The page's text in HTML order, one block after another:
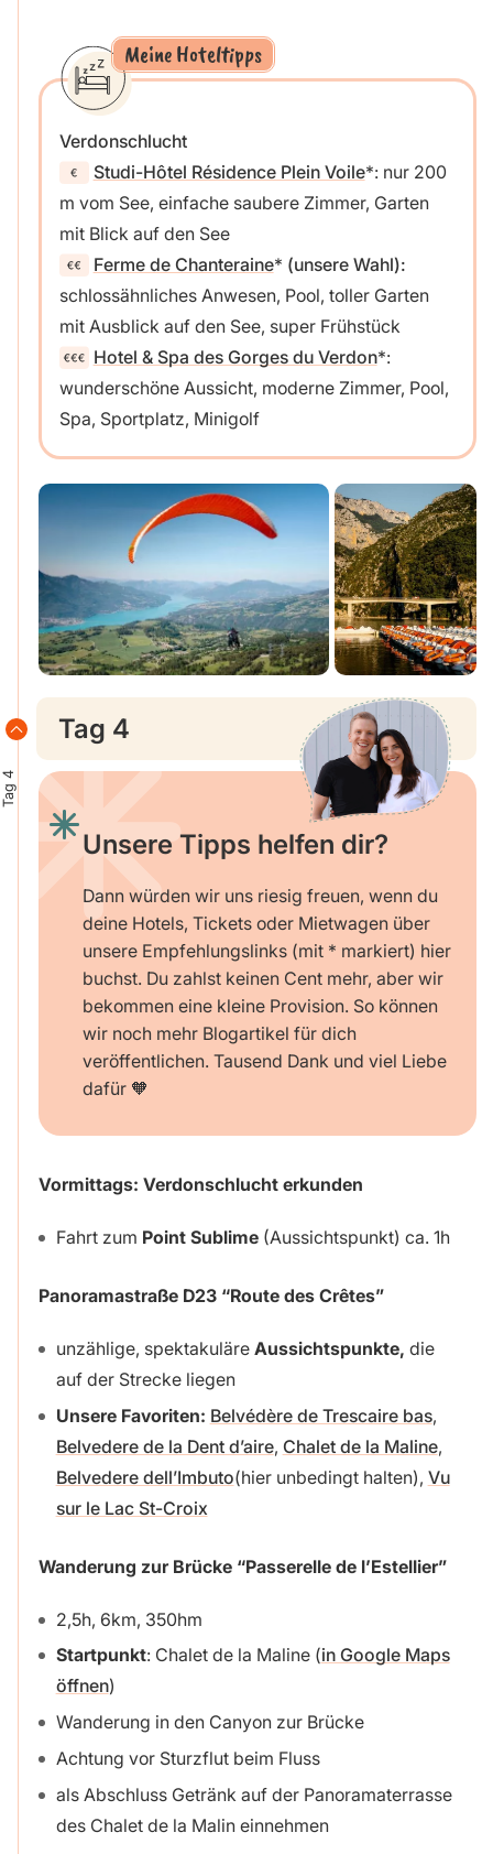
Meine Hoteltipps
Verdonschlucht
Studi-Hôtel Résidence Plein Voile : nur 200
m vom See, einfache saubere Zimmer, Garten
mit Blick auf den See
Ferme de Chanteraine
(unsere Wahl):
schlossähnliches Anwesen, Pool, toller Garten
mit Ausblick auf den See, super Frühstück
Hotel & Spa des Gorges du Verdon :
wunderschöne Aussicht, moderne Zimmer, Pool,
Spa, Sportplatz, Minigolf
Tag 4
Tag 4
Unsere Tipps helfen dir?
Dann würden wir uns riesig freuen, wenn du
deine Hotels, Tickets oder Mietwagen über
unsere Empfehlungslinks (mit * markiert) hier
buchst. Du zahlst keinen Cent mehr, aber wir
bekommen eine kleine Provision. So können
wir noch mehr Blogartikel für dich
veröffentlichen. Tausend Dank und viel Liebe
dafür 🧡
Vormittags: Verdonschlucht erkunden
Fahrt zum Point Sublime(Aussichtspunkt) ca. 1h
Panoramastraße D23 “Route des Crêtes”
unzählige, spektakuläre Aussichtspunkte, die
auf der Strecke liegen
Unsere Favoriten: Belvédère de Trescaire bas,
Belvedere de la Dent d’aire, Chalet de la Maline,
Belvedere dell’Imbuto(hier unbedingt halten), Vu
sur le Lac St-Croix
Wanderung zur Brücke “Passerelle de l’Estellier”
2,5h, 6km, 350hm
Startpunkt: Chalet de la Maline (in Google Maps
öffnen)
Wanderung in den Canyon zur Brücke
Achtung vor Sturzflut beim Fluss
als Abschluss Getränk auf der Panoramaterrasse
des Chalet de la Malin einnehmen